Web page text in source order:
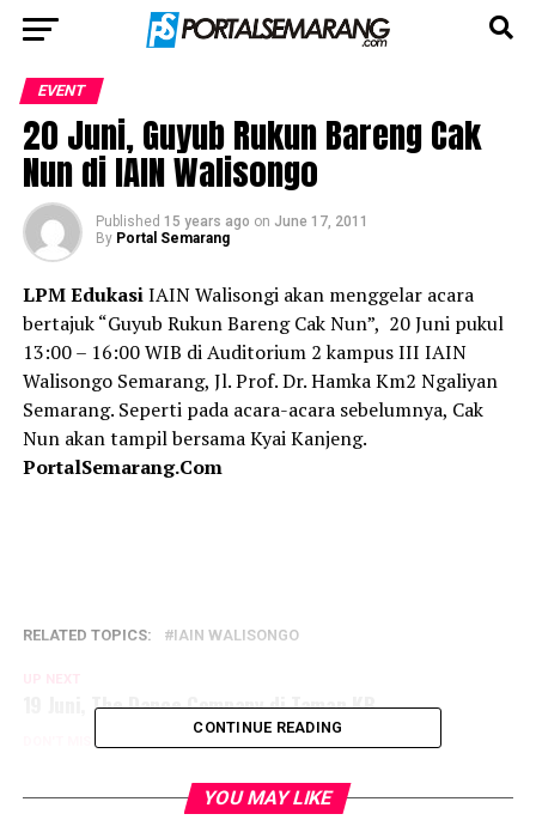
EVENT
20 Juni, Guyub Rukun Bareng Cak
Nun di IAIN Walisongo
Published 15 years ago on June 17, 2011
By Portal Semarang
LPM EdukasiIAIN Walisongi akan menggelar acara
bertajuk “Guyub Rukun Bareng Cak Nun”, 20 Juni pukul
13:00 – 16:00 WIB di Auditorium 2 kampus III IAIN
Walisongo Semarang, Jl. Prof. Dr. Hamka Km2 Ngaliyan
Semarang. Seperti pada acara-acara sebelumnya, Cak
Nun akan tampil bersama Kyai Kanjeng.
PortalSemarang.Com
RELATED TOPICS: IAIN WALISONGO
UP NEXT
19 Juni, The Dance Company di Taman KB
DON'T MISS
E-Plaza
CONTINUE READING
YOU MAY LIKE